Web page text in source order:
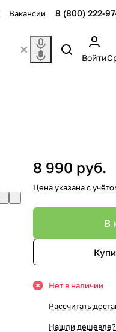
Вакансии 8 (800) 222-
Войти
8 990 руб.
Цена указана с
В
Нет в наличии
Рассчитать
Нашли дешевле?